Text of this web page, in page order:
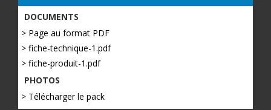
DOCUMENTS
> Page au format PDF
> fiche-technique-1.pdf
> fiche-produit-1.pdf
PHOTOS
> Télécharger le pack